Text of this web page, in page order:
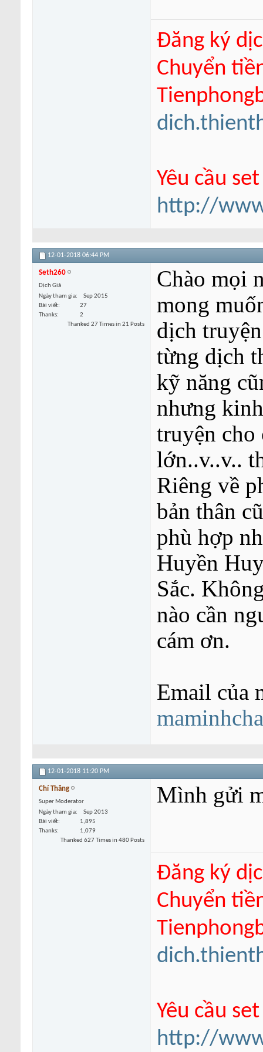
Đăng ký
Chuyển
Yêu cầu
http://
12-01-2018 06:44 PM
Seth260
Dịch Giả
Ngày tham gia
Sep 2015
Bài viết
27
Thanks
2
Thanked 27 Times in 21 Posts
Chào mọi
mong
dịch
từng dịch
kỹ năng
nhưng
truyện cho
lớn..v..v..
Riêng về
bản thân
phù hợp
Huyền
Sắc.
nào cần
cám ơn.
Email của
12-01-2018 11:20 PM
Chí Thăng
Super Moderator
Ngày tham gia
Sep 2013
Bài viết
1,895
Thanks
1,079
Thanked 627 Times in 480 Posts
Mình gửi
Đăng ký
Chuyển
Yêu cầu
http://